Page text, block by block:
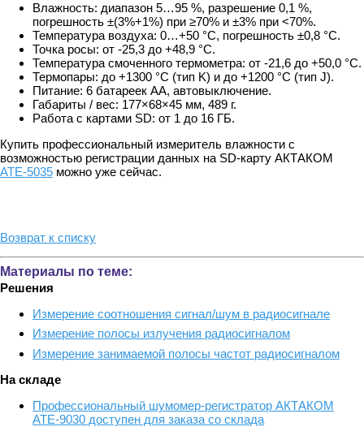
Влажность: диапазон 5…95 %, разрешение 0,1 %,
погрешность ±(3%+1%) при ≥70% и ±3% при <70%.
Температура воздуха: 0…+50 °C, погрешность ±0,8 °C.
Точка росы: от -25,3 до +48,9 °C.
Температура смоченного термометра: от -21,6 до +50,0 °C.
Термопары: до +1300 °C (тип K) и до +1200 °C (тип J).
Питание: 6 батареек АА, автовыключение.
Габариты / вес: 177×68×45 мм, 489 г.
Работа с картами SD: от 1 до 16 ГБ.
Купить профессиональный измеритель влажности с
возможностью регистрации данных на SD-карту АКТАКОМ
АТЕ-5035 можно уже сейчас.
Возврат к списку
Материалы по теме:
Решения
Измерение соотношения сигнал/шум в радиосигнале
Измерение полосы излучения радиосигналом
Измерение занимаемой полосы частот радиосигналом
На складе
Профессиональный шумомер-регистратор АКТАКОМ
АТЕ-9030 доступен для заказа со склада